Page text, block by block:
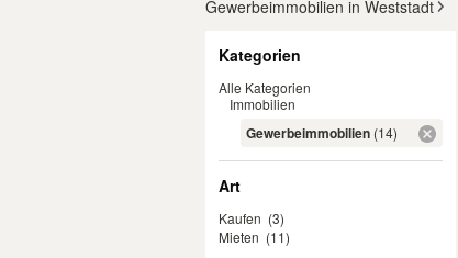
Gewerbeimmobilien in Weststadt
Kategorien
Alle Kategorien
Immobilien
Gewerbeimmobilien (14)
Art
Kaufen (3)
Mieten (11)